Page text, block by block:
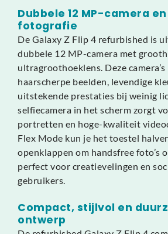
Dubbele 12 MP-camera
fotografie
De Galaxy Z Flip 4 refurbished is
dubbele 12 MP-camera met
ultragroothoeklens. Deze camera’s
haarscherpe beelden, levendige
uitstekende prestaties bij weinig
selfiecamera in het scherm zorgt
portretten en hoge-kwaliteit
Flex Mode kun je het toestel
openklappen om handsfree foto’s
perfect voor creatievelingen en
gebruikers.
Compact, stijlvol en
ontwerp